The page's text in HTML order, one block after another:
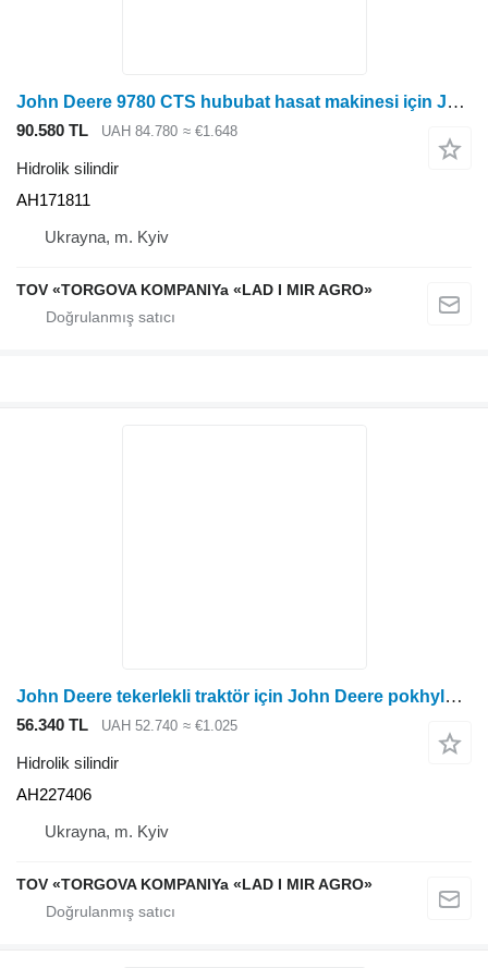
John Deere 9780 CTS hububat hasat makinesi için John Deere AH171811 hidrolik silindir
90.580 TL UAH 84.780 ≈ €1.648
Hidrolik silindir
AH171811
Ukrayna, m. Kyiv
TOV «TORGOVA KOMPANIYa «LAD I MIR AGRO»
John Deere tekerlekli traktör için John Deere pokhyloi kamery na tekhniku AH227406 hidrolik silindir
56.340 TL UAH 52.740 ≈ €1.025
Hidrolik silindir
AH227406
Ukrayna, m. Kyiv
TOV «TORGOVA KOMPANIYa «LAD I MIR AGRO»